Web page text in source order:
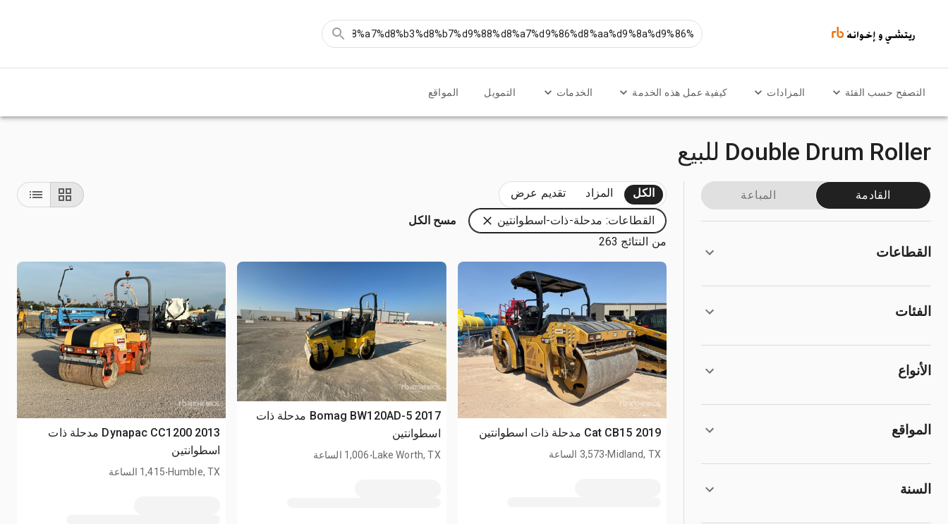
التصفح حسب الفئة المزادات كيفية عمل هذه الخدمة الخدمات التمويل المواقع
Double Drum Roller للبيع
القادمة المباعة
القطاعات
الفئات
الأنواع
المواقع
السنة
الكل المزاد تقديم عرض
القطاعات: مدحلة-ذات-اسطوانتين
مسح الكل
من النتائج 263
2019 Cat CB15 مدحلة ذات اسطوانتين
Midland, TX
.3,573 الساعة
2017 Bomag BW120AD-5 مدحلة ذات
اسطوانتين
Lake Worth, TX
.1,006 الساعة
2013 Dynapac CC1200 مدحلة ذات
اسطوانتين
Humble, TX
.1,415 الساعة